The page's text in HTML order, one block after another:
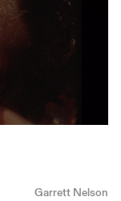
Garrett Nelson